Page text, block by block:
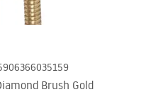
Brush Gold